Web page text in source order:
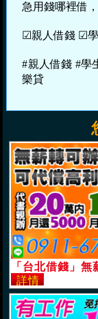
急用錢哪裡借
☑親人借錢 ☑
#親人借錢 #學
樂貸